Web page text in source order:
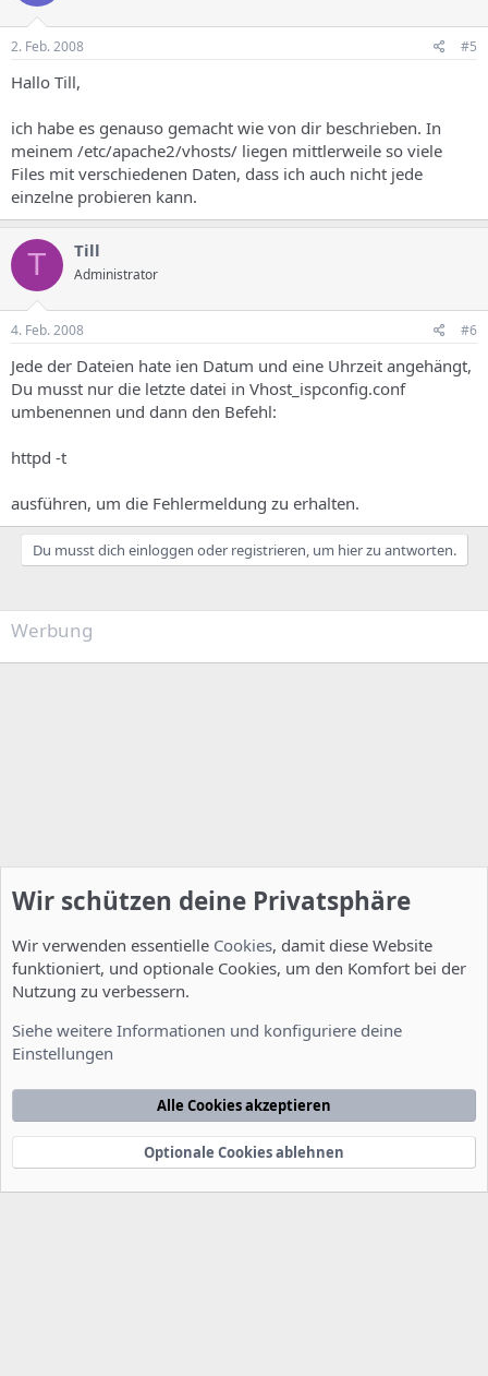
2. Feb. 2008 #5
Hallo Till,
ich habe es genauso gemacht wie von dir beschrieben. In
meinem /etc/apache2/vhosts/ liegen mittlerweile so viele
Files mit verschiedenen Daten, dass ich auch nicht jede
einzelne probieren kann.
T Till
Administrator
4. Feb. 2008 #6
Jede der Dateien hate ien Datum und eine Uhrzeit angehängt,
Du musst nur die letzte datei in Vhost_ispconfig.conf
umbenennen und dann den Befehl:
httpd -t
ausführen, um die Fehlermeldung zu erhalten.
Du musst dich einloggen oder registrieren, um hier zu antworten.
Werbung
Nutzungsbedingungen Datenschutzerklärung
Startseite
e
Community platform by XenForo® © 2010-2022 XenForo Ltd.
xenDach©2010-2014
Wir schützen deine Privatsphäre
Wir verwenden essentielle Cookies, damit diese Website
funktioniert, und optionale Cookies, um den Komfort bei der
Nutzung zu verbessern.
Siehe weitere Informationen und konfiguriere deine
Einstellungen
Alle Cookies akzeptieren
Optionale Cookies ablehnen